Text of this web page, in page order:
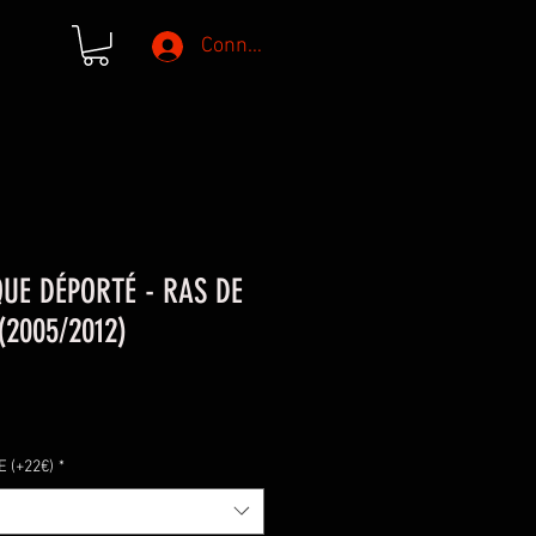
Connexion
DÉPORTÉ - RAS DE
2012)
(+22€) *